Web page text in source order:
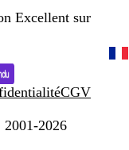
Excellent sur
CGV
2026